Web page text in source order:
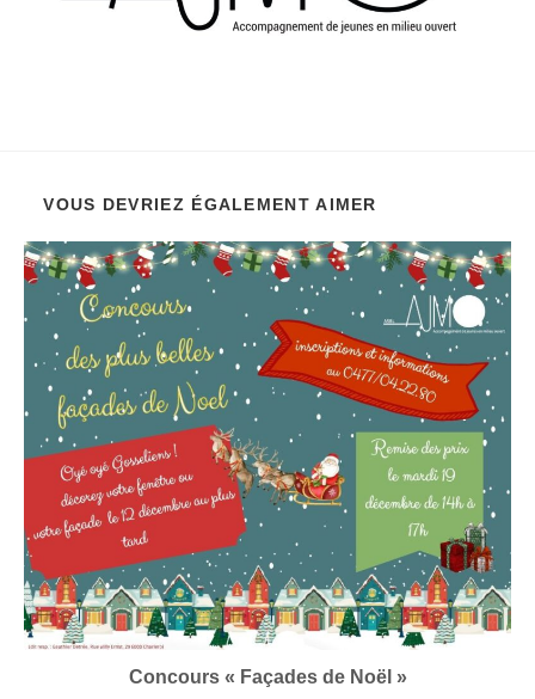
VOUS DEVRIEZ ÉGALEMENT AIMER
Concours « Façades de Noël »